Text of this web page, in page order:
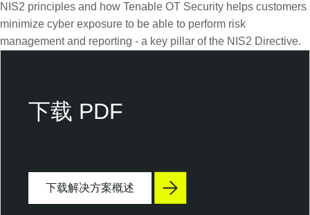
NIS2 principles and how Tenable OT Security helps customers
minimize cyber exposure to be able to perform risk
management and reporting - a key pillar of the NIS2 Directive.
n
e
T
下载 PDF
下载解决方案概述